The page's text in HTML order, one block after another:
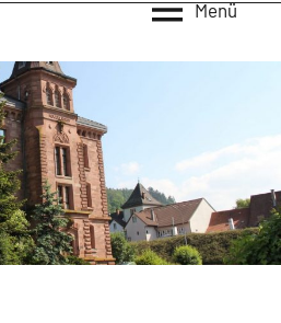
Menü